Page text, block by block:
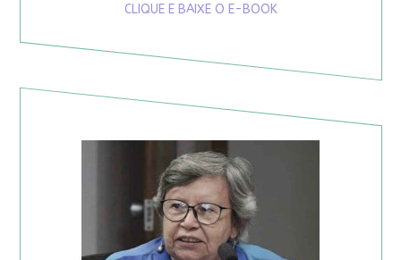
CLIQUE E BAIXE O E-BOOK